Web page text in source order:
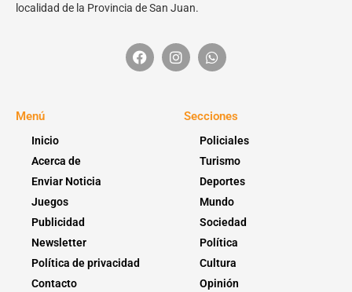
localidad de la Provincia de San Juan.
Menú
Inicio
Acerca de
Enviar Noticia
Juegos
Publicidad
Newsletter
Política de privacidad
Contacto
Secciones
Policiales
Turismo
Deportes
Mundo
Sociedad
Política
Cultura
Opinión